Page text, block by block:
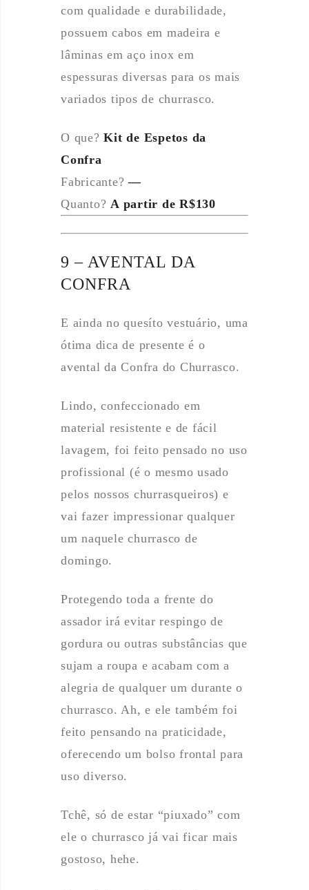
com qualidade e durabilidade,
possuem cabos em madeira e
lâminas em aço inox em
espessuras diversas para os mais
variados tipos de churrasco.
O que?Kit de Espetos da
Confra
Fabricante?—
Quanto? A partir de R$130
9 – AVENTAL DA
CONFRA
E ainda no quesíto vestuário, uma
ótima dica de presente é o
avental da Confra do Churrasco.
Lindo, confeccionado em
material resistente e de fácil
lavagem, foi feito pensado no uso
profissional (é o mesmo usado
pelos nossos churrasqueiros) e
vai fazer impressionar qualquer
um naquele churrasco de
domingo.
Protegendo toda a frente do
assador irá evitar respingo de
gordura ou outras substâncias que
sujam a roupa e acabam com a
alegria de qualquer um durante o
churrasco. Ah, e ele também foi
feito pensando na praticidade,
oferecendo um bolso frontal para
uso diverso.
Tchê, só de estar “piuxado” com
ele o churrasco já vai ficar mais
gostoso, hehe.